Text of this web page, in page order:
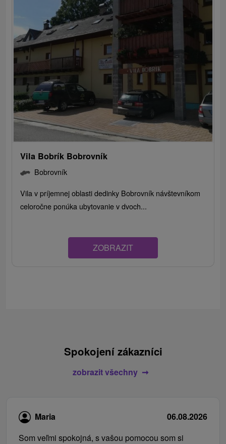
Vila Bobrík Bobrovník
Bobrovník
Vila v príjemnej oblasti dedinky Bobrovník návštevníkom
celoročne ponúka ubytovanie v dvoch...
ZOBRAZIT
Spokojení zákazníci
zobrazit všechny
Maria
06.08.2026
Som veľmi spokojná, s vašou pomocou som si